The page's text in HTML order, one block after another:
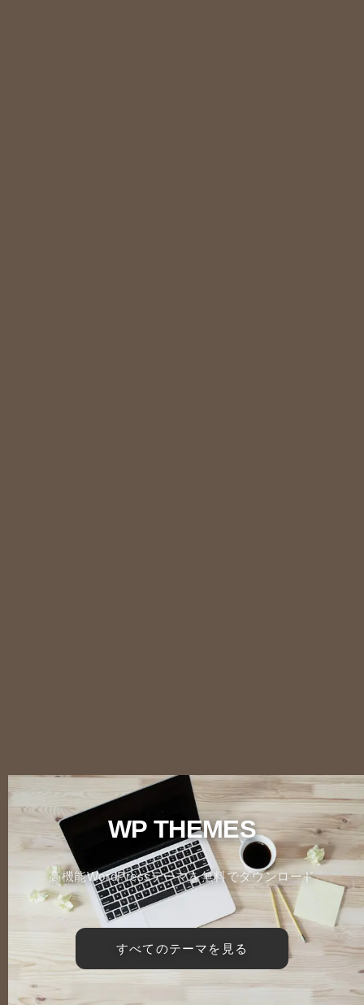
WP THEMES
高機能WordPressテーマを無料でダウンロード
すべてのテーマを見る